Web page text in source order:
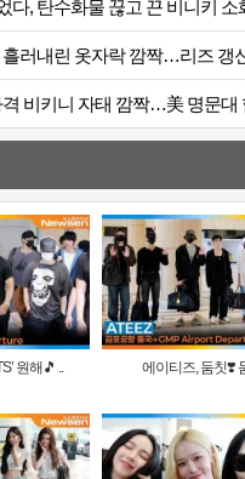
다, 탄수화물 끊고 끈 비니키 소
흘러내린 옷자락 깜짝…리즈 갱
비키니 자태 깜짝…美 명문대
원해🎵 .. 에이티즈, 둠칫❣️